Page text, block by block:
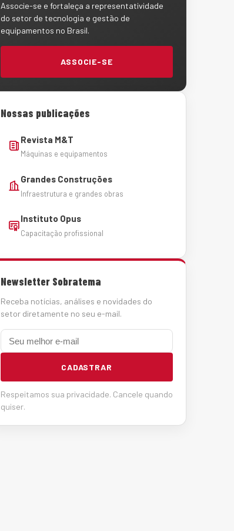
Associe-se e fortaleça a representatividade
do setor de tecnologia e gestão de
equipamentos no Brasil.
ASSOCIE-SE
Nossas publicações
Revista M&T
Máquinas e equipamentos
Grandes Construções
Infraestrutura e grandes obras
Instituto Opus
Capacitação profissional
Newsletter Sobratema
Receba notícias, análises e novidades do
setor diretamente no seu e-mail.
E-mail
CADASTRAR
Respeitamos sua privacidade. Cancele quando
quiser.